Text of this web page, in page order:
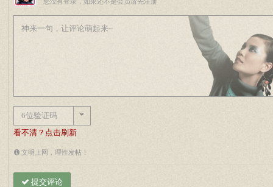
*
看不清？点击刷新
文明上网，理性发帖！
提交评论